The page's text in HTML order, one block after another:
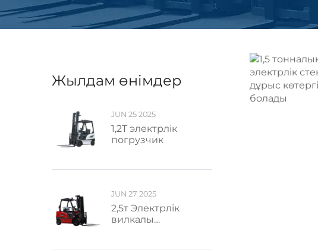
Жылдам өнімдер
JUN 25 2025
1,2T электрлік
погрузчик
JUN 27 2025
2,5т Электрлік
вилкалы